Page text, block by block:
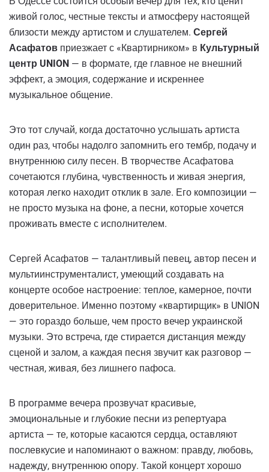
живой голос, честные тексты и атмосферу настоящей
близости между артистом и слушателем. Сергей
Асафатов приезжает с «Квартирником» в Культурный
центр UNION — в формате, где главное не внешний
эффект, а эмоция, содержание и искреннее
музыкальное общение.
Это тот случай, когда достаточно услышать артиста
один раз, чтобы надолго запомнить его тембр, подачу и
внутреннюю силу песен. В творчестве Асафатова
сочетаются глубина, чувственность и живая энергия,
которая легко находит отклик в зале. Его композиции —
не просто музыка на фоне, а песни, которые хочется
проживать вместе с исполнителем.
Сергей Асафатов — талантливый певец, автор песен и
мультиинструменталист, умеющий создавать на
концерте особое настроение: теплое, камерное, почти
доверительное. Именно поэтому «квартирщик» в UNION
— это гораздо больше, чем просто вечер украинской
музыки. Это встреча, где стирается дистанция между
сценой и залом, а каждая песня звучит как разговор —
честная, живая, без лишнего пафоса.
В программе вечера прозвучат красивые,
эмоциональные и глубокие песни из репертуара
артиста — те, которые касаются сердца, оставляют
послевкусие и напоминают о важном: правду, любовь,
надежду, внутреннюю опору. Такой концерт хорошо